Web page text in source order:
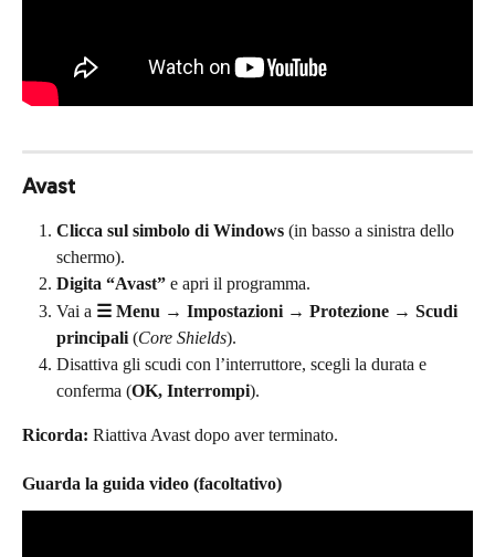
Avast
Clicca sul simbolo di Windows (in basso a sinistra dello
schermo).
Digita “Avast” e apri il programma.
Vai a ☰ Menu → Impostazioni → Protezione → Scudi
principali (Core Shields).
Disattiva gli scudi con l’interruttore, scegli la durata e
conferma (OK, Interrompi).
Ricorda: Riattiva Avast dopo aver terminato.
Guarda la guida video (facoltativo)